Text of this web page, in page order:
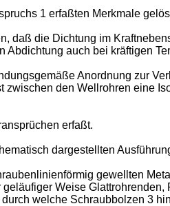
1 erfaßten Merkmale
daß die Dichtung im
auch bei kräftigen
Anordnung zur
den Wellrohren eine
erfaßt.
dargestellten
gewellten
Weise
welche Schraubbolzen 3